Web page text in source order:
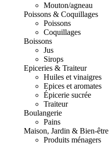
Mouton/agneau
Poissons & Coquillages
Poissons
Coquillages
Boissons
Jus
Sirops
Epiceries & Traiteur
Huiles et vinaigres
Epices et aromates
Épicerie sucrée
Traiteur
Boulangerie
Pains
Maison, Jardin & Bien-être
Produits ménagers